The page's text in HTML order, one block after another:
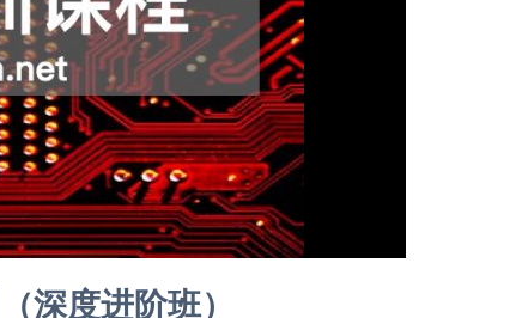
深度进阶班）